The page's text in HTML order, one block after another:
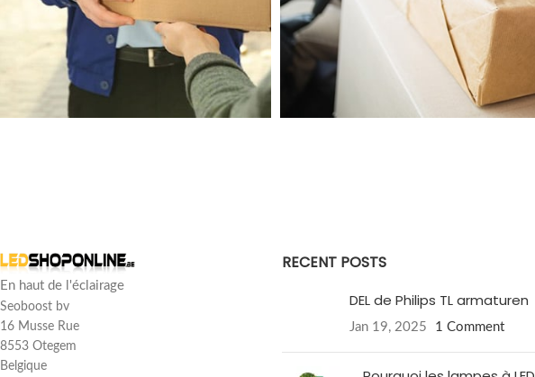
En haut de l'éclairage
Seoboost bv
16 Musse Rue
8553 Otegem
Belgique
RECENT POSTS
DEL de Philips TL armaturen
Jan 19, 2025 1 Comment